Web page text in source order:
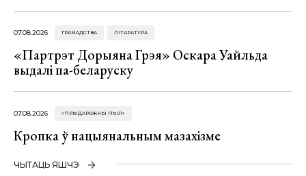
07.08.2026 ГРАМАДСТВА ЛІТАРАТУРА
«Партрэт Дорыяна Грэя» Оскара Уайльда
выдалі па-беларуску
07.08.2026 «ПРЫДАРОЖНЫ ПЫЛ»
Кропка ў нацыянальным мазахізме
ЧЫТАЦЬ ЯШЧЭ